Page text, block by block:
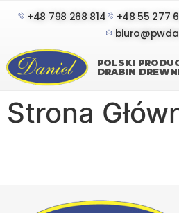
+48 798 268 814 +48 55 277
POLSKI
DRABIN
Strona